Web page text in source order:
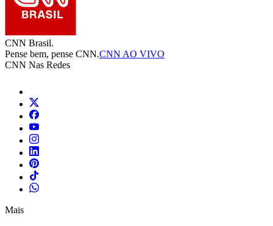
CNN Brasil.
Pense bem, pense CNN.CNN AO VIVO
CNN Nas Redes
Mais